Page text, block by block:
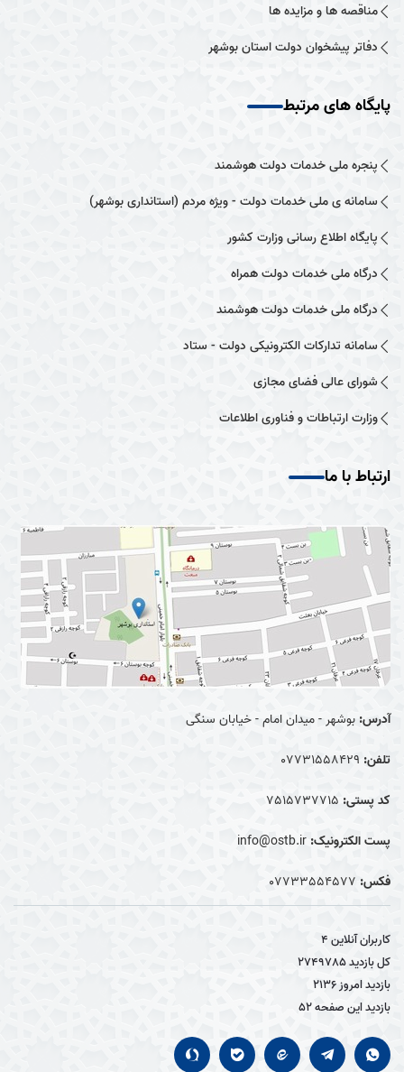
مناقصه ها و مزایده ها
دفاتر پیشخوان دولت استان بوشهر
پایگاه های مرتبط
پنجره ملی خدمات دولت هوشمند
سامانه ی ملی خدمات دولت - ویژه مردم (استانداری بوشهر)
پایگاه اطلاع رسانی وزارت کشور
درگاه ملی خدمات دولت همراه
درگاه ملی خدمات دولت هوشمند
سامانه تدارکات الکترونیکی دولت - ستاد
شورای عالی فضای مجازی
وزارت ارتباطات و فناوری اطلاعات
ارتباط با ما
آدرس: بوشهر - میدان امام - خیابان سنگی
تلفن: 07731558429
کد پستی: 7515737715
پست الکترونیک: info@ostb.ir
فکس: 07733554577
کاربران آنلاین4
کل بازدید2749785
بازدید امروز2136
بازدید این صفحه52